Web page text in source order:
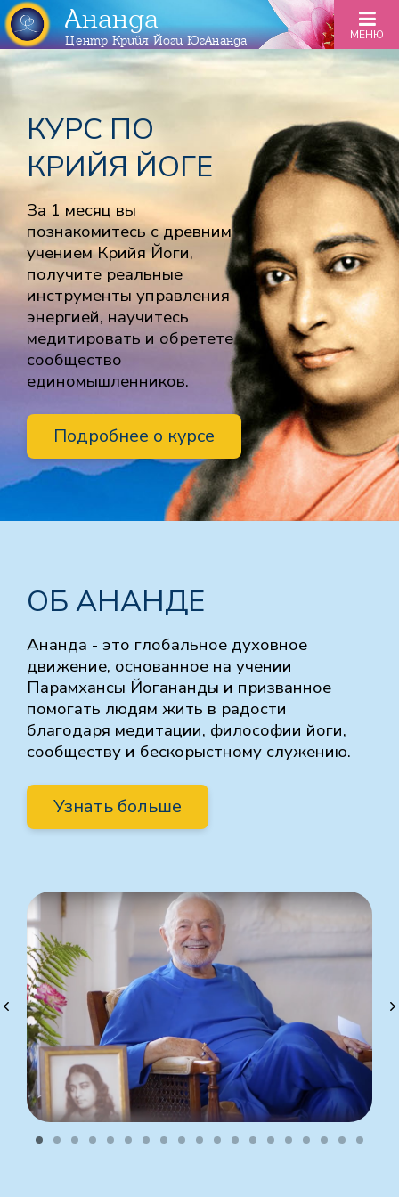
Ананда
Центр Крийя Йоги ЮгАнанда МЕНЮ
КУРС ПО
КРИЙЯ ЙОГЕ
За 1 месяц вы
познакомитесь с древним
учением Крийя Йоги,
получите реальные
инструменты управления
энергией, научитесь
медитировать и обретете
сообщество
единомышленников.
Подробнее о курсе
ОБ АНАНДЕ
Ананда - это глобальное духовное
движение, основанное на учении
Парамхансы Йогананды и призванное
помогать людям жить в радости
благодаря медитации, философии йоги,
сообществу и бескорыстному служению.
Узнать больше